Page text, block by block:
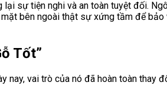
sự tiện nghi và an toàn tuyệt đối.
mặt bên ngoài thật sự xứng tầm để
Tốt”
vai trò của nó đã hoàn toàn thay